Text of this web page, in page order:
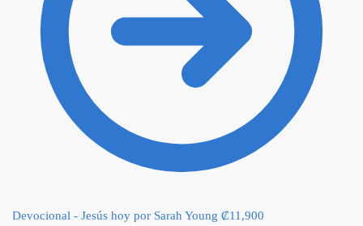
Devocional - Jesús hoy por Sarah Young ₡11,900